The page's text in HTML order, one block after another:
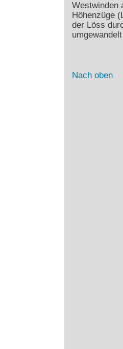
Westwinden
Höhenzüge
der Löss
Nach oben